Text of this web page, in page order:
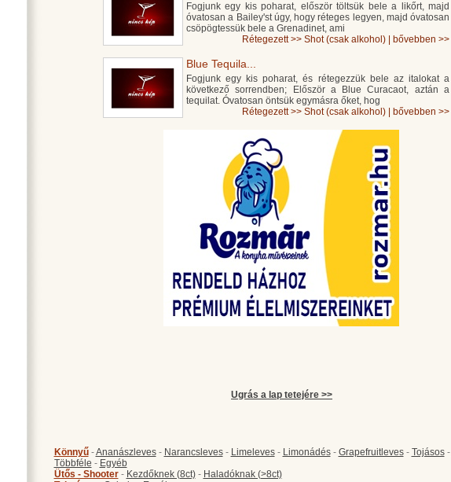
Fogjunk egy kis poharat, először töltsük bele a likőrt, majd
óvatosan a Bailey'st úgy, hogy réteges legyen, majd óvatosan
csöpögtessük bele a Grenadinet, ami
Rétegezett>> Shot (csak alkohol) bővebben >>
Blue Tequila...
Fogjunk egy kis poharat, és rétegezzük bele az italokat a
következő sorrendben; Először a Blue Curacaot, aztán a
tequilat. Óvatosan öntsük egymásra őket, hog
Rétegezett>> Shot (csak alkohol) bővebben >>
Ugrás a lap tetejére >>
Könnyű-Ananászleves- Narancsleves- Limeleves- Limonádés- Grapefruitleves- Tojásos-
Többféle - Egyéb
Ütős - Shooter- Kezdőknek (8ct)- Haladóknak (>8ct)